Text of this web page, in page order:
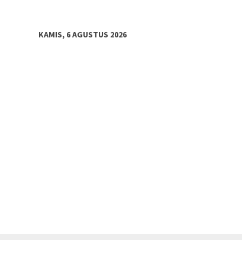
KAMIS, 6 AGUSTUS 2026